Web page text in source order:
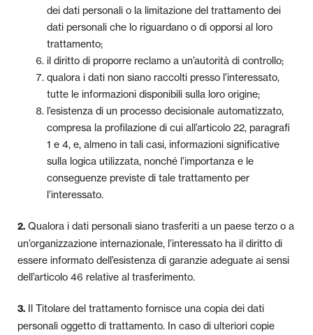
dei dati personali o la limitazione del trattamento dei
dati personali che lo riguardano o di opporsi al loro
trattamento;
il diritto di proporre reclamo a un’autorità di controllo;
qualora i dati non siano raccolti presso l’interessato,
tutte le informazioni disponibili sulla loro origine;
l’esistenza di un processo decisionale automatizzato,
compresa la profilazione di cui all’articolo 22, paragrafi
1 e 4, e, almeno in tali casi, informazioni significative
sulla logica utilizzata, nonché l’importanza e le
conseguenze previste di tale trattamento per
l’interessato.
2. Qualora i dati personali siano trasferiti a un paese terzo o a
un’organizzazione internazionale, l’interessato ha il diritto di
essere informato dell’esistenza di garanzie adeguate ai sensi
dell’articolo 46 relative al trasferimento.
3. Il Titolare del trattamento fornisce una copia dei dati
personali oggetto di trattamento. In caso di ulteriori copie